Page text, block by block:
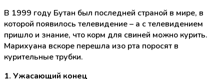
В 1999 году Бутан был последней страной в мире, в
которой появилось телевидение – а с телевидением
пришло и знание, что корм для свиней можно курить.
Марихуана вскоре перешла изо рта поросят в
курительные трубки.
1. Ужасающий конец